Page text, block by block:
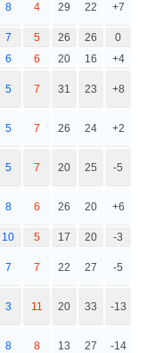
8 4 29 22 +7
7 5 26 26
0
6 6 20 16 +4
5 7 31 23 +8
5 7 26 24 +2
5 7 20 25 -5
8 6 26 20 +6
10 5 17 20 -3
7 7 22 27 -5
3 11 20 33 -13
8 8 13 27 -14